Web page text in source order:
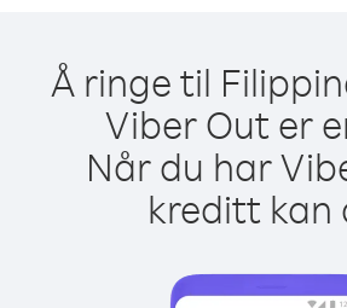
Å ringe til
Viber Out er
Når du har
kreditt kan